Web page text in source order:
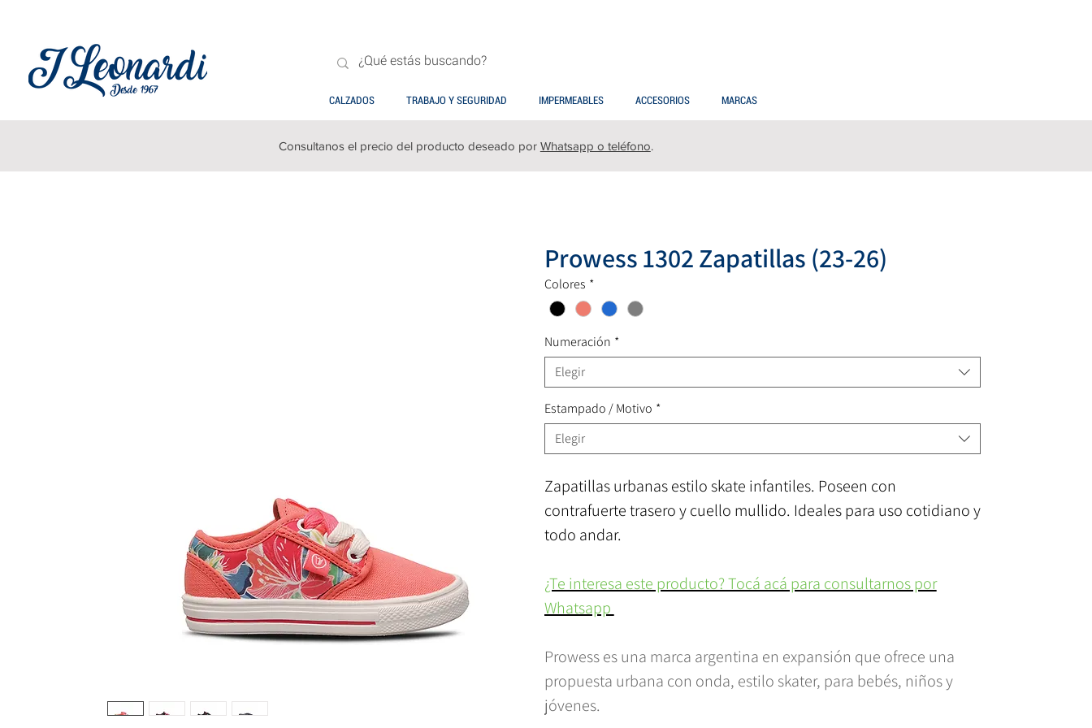
CALZADOS TRABAJO Y SEGURIDAD IMPERMEABLES ACCESORIOS MARCAS
Prowess 1302 Zapatillas (23-26)
Colores *
Numeración *
Elegir
Estampado / Motivo *
Elegir
Zapatillas urbanas estilo skate infantiles. Poseen con
contrafuerte trasero y cuello mullido. Ideales para uso cotidiano y
todo andar.
¿Te interesa este producto? Tocá acá para consultarnos por
Whatsapp
Prowess es una marca argentina en expansión que ofrece una
propuesta urbana con onda, estilo skater, para bebés, niños y
jóvenes.
Consultanos el precio del producto deseado por Whatsapp o teléfono.